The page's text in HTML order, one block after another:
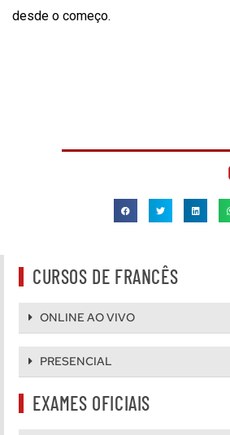
desde o começo.
CURSOS DE FRANCÊS
ONLINE AO VIVO
PRESENCIAL
EXAMES OFICIAIS